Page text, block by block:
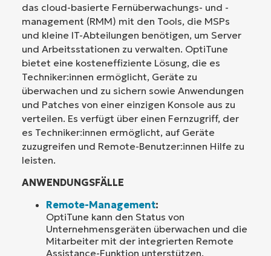
das cloud-basierte Fernüberwachungs- und -
management (RMM) mit den Tools, die MSPs
und kleine IT-Abteilungen benötigen, um Server
und Arbeitsstationen zu verwalten. OptiTune
bietet eine kosteneffiziente Lösung, die es
Techniker:innen ermöglicht, Geräte zu
überwachen und zu sichern sowie Anwendungen
und Patches von einer einzigen Konsole aus zu
verteilen. Es verfügt über einen Fernzugriff, der
es Techniker:innen ermöglicht, auf Geräte
zuzugreifen und Remote-Benutzer:innen Hilfe zu
leisten.
ANWENDUNGSFÄLLE
Remote-Management:
OptiTune kann den Status von
Unternehmensgeräten überwachen und die
Mitarbeiter mit der integrierten Remote
Assistance-Funktion unterstützen.